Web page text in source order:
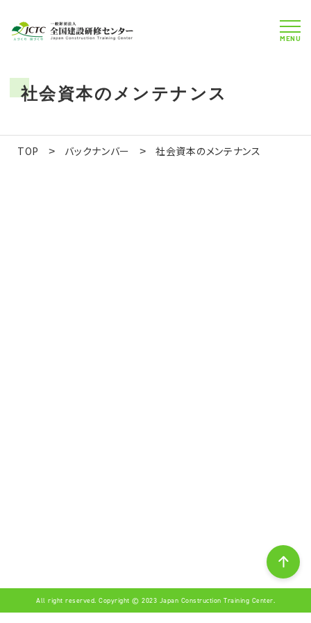
MENU
社会資本のメンテナンス
TOP > バックナンバー > 社会資本のメンテナンス
All right reserved. Copyright © 2023 Japan Construction Training Center.